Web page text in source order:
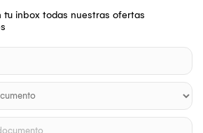
inbox todas nuestras ofertas